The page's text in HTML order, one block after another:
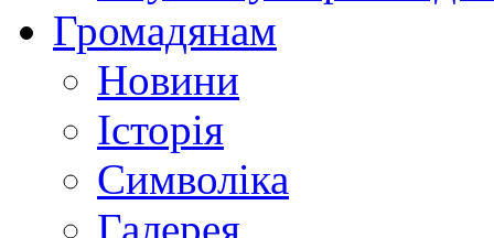
Громадянам
Новини
Історія
Символіка
Галерея